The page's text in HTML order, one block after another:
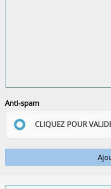
Anti-spam
CLIQUEZ POUR